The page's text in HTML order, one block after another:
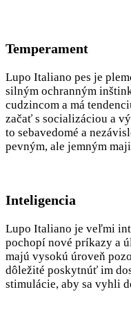
Temperament
Lupo Italiano pes je
silným ochranným
cudzincom a má
začať s socializáciou a
to sebavedomé a
pevným, ale jemným
Inteligencia
Lupo Italiano je veľmi
pochopí nové príkazy a
majú vysokú úroveň
dôležité poskytnúť im
stimulácie, aby sa vyhli